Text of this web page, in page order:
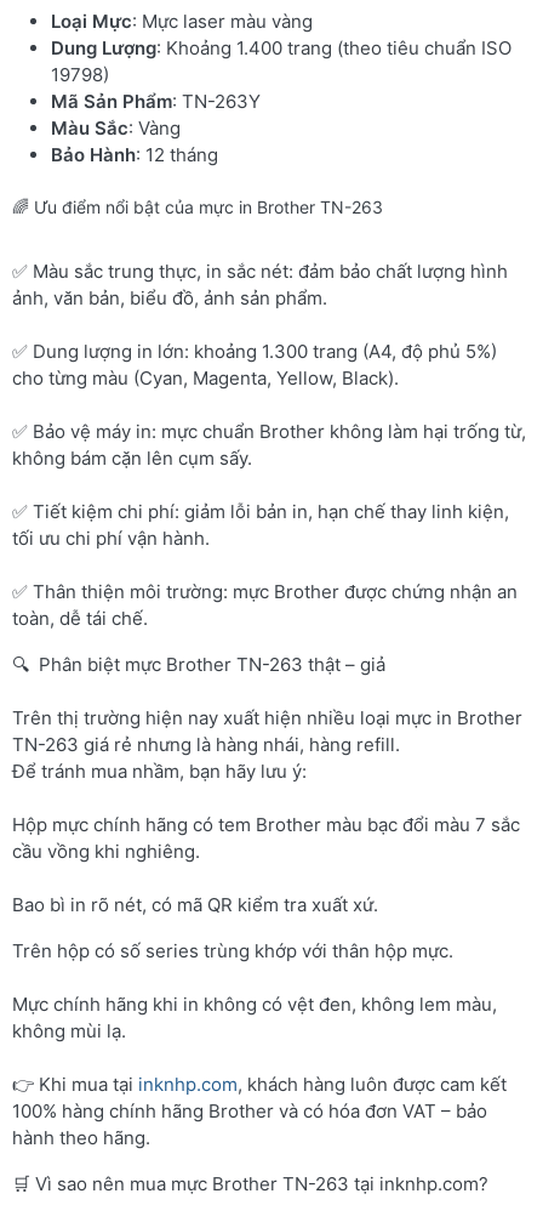
Loại Mực: Mực laser màu vàng
Dung Lượng: Khoảng 1.400 trang (theo tiêu chuẩn ISO
19798)
Mã Sản Phẩm: TN-263Y
Màu Sắc: Vàng
Bảo Hành: 12 tháng
🌈 Ưu điểm nổi bật của mực in Brother TN-263
✅ Màu sắc trung thực, in sắc nét: đảm bảo chất lượng hình
ảnh, văn bản, biểu đồ, ảnh sản phẩm.
✅ Dung lượng in lớn: khoảng 1.300 trang (A4, độ phủ 5%)
cho từng màu (Cyan, Magenta, Yellow, Black).
✅ Bảo vệ máy in: mực chuẩn Brother không làm hại trống từ,
không bám cặn lên cụm sấy.
✅ Tiết kiệm chi phí: giảm lỗi bản in, hạn chế thay linh kiện,
tối ưu chi phí vận hành.
✅ Thân thiện môi trường: mực Brother được chứng nhận an
toàn, dễ tái chế.
🔍 Phân biệt mực Brother TN-263 thật – giả
Trên thị trường hiện nay xuất hiện nhiều loại mực in Brother
TN-263 giá rẻ nhưng là hàng nhái, hàng refill.
Để tránh mua nhầm, bạn hãy lưu ý:
Hộp mực chính hãng có tem Brother màu bạc đổi màu 7 sắc
cầu vồng khi nghiêng.
Bao bì in rõ nét, có mã QR kiểm tra xuất xứ.
Trên hộp có số series trùng khớp với thân hộp mực.
Mực chính hãng khi in không có vệt đen, không lem màu,
không mùi lạ.
👉 Khi mua tại inknhp.com, khách hàng luôn được cam kết
100% hàng chính hãng Brother và có hóa đơn VAT – bảo
hành theo hãng.
🛒 Vì sao nên mua mực Brother TN-263 tại inknhp.com?